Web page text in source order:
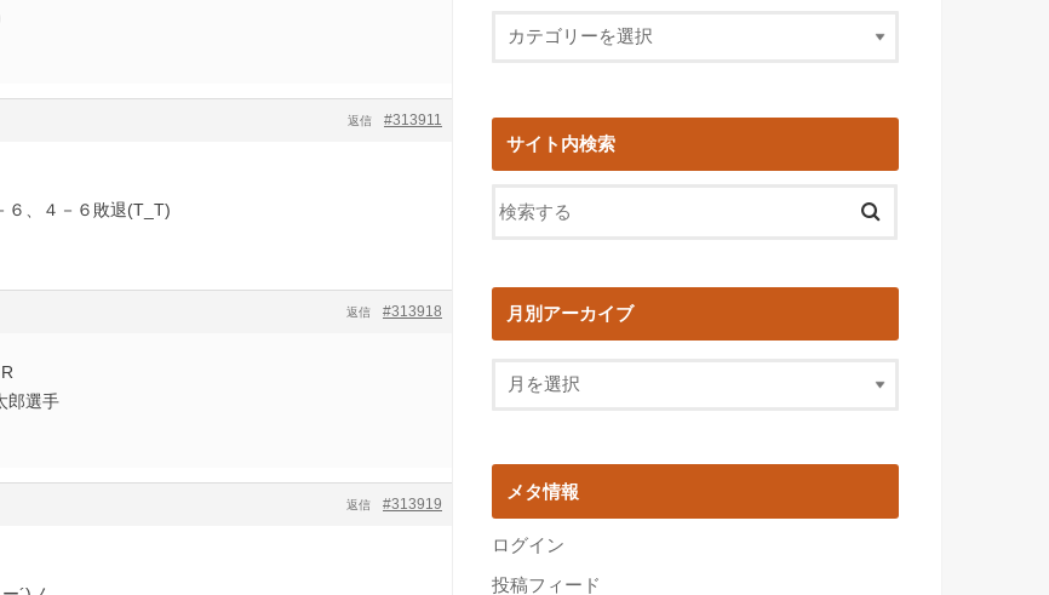
#313911
返信
６、４－６敗退(T_T)
#313918
返信
郎選手
#313919
返信
サイト内検索
月別アーカイブ
メタ情報
ログイン
投稿フィード